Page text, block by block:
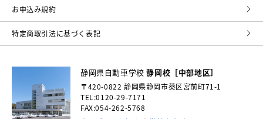
お申込み規約
特定商取引法に基づく表記
静岡県自動車学校静岡校［中部地区］
〒420-0822 静岡県静岡市葵区宮前町71-1
TEL:0120-29-7171
FAX:054-262-5768